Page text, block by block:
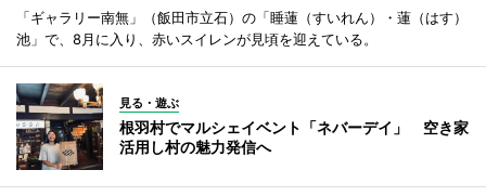
「ギャラリー南無」（飯田市立石）の「睡蓮（すいれん）・蓮（はす）
池」で、8月に入り、赤いスイレンが見頃を迎えている。
見る・遊ぶ
根羽村でマルシェイベント「ネバーデイ」 空き家
活用し村の魅力発信へ